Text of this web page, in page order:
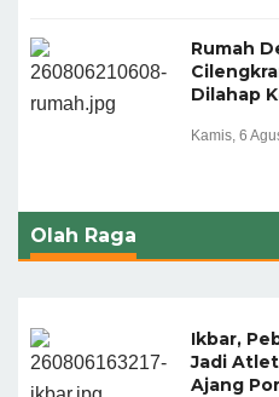
Rumah
Dilahap
Kamis, 6
Olah Raga
Ikbar,
Jadi
Ajang